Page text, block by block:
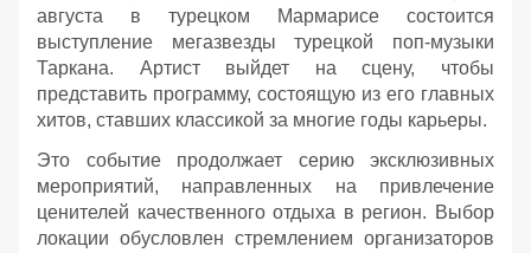
августа в турецком Мармарисе состоится
выступление мегазвезды турецкой поп-музыки
Таркана. Артист выйдет на сцену, чтобы
представить программу, состоящую из его главных
хитов, ставших классикой за многие годы карьеры.
Это событие продолжает серию эксклюзивных
мероприятий, направленных на привлечение
ценителей качественного отдыха в регион. Выбор
локации обусловлен стремлением организаторов